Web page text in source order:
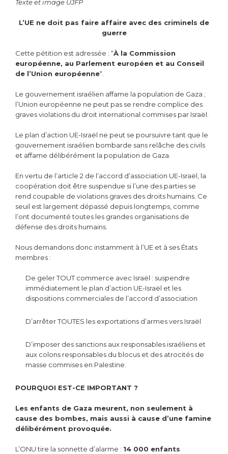
Texte et image UJFP
L’UE ne doit pas faire affaire avec des criminels de
guerre
Cette pétition est adressée : “À la Commission
européenne, au Parlement européen et au Conseil
de l’Union européenne“.
Le gouvernement israélien affame la population de Gaza ;
l’Union européenne ne peut pas se rendre complice des
graves violations du droit international commises par Israël.
Le plan d’action UE-Israël ne peut se poursuivre tant que le
gouvernement israélien bombarde sans relâche des civils
et affame délibérément la population de Gaza.
En vertu de l’article 2 de l’accord d’association UE-Israël, la
coopération doit être suspendue si l’une des parties se
rend coupable de violations graves des droits humains. Ce
seuil est largement dépassé depuis longtemps, comme
l’ont documenté toutes les grandes organisations de
défense des droits humains.
Nous demandons donc instamment à l’UE et à ses États
membres :
De geler TOUT commerce avec Israël : suspendre
immédiatement le plan d’action UE-Israël et les
dispositions commerciales de l’accord d’association
D’arrêter TOUTES les exportations d’armes vers Israël
D’imposer des sanctions aux responsables israéliens et
aux colons responsables du blocus et des atrocités de
masse commises en Palestine.
POURQUOI EST-CE IMPORTANT ?
Les enfants de Gaza meurent, non seulement à
cause des bombes, mais aussi à cause d’une famine
délibérément provoquée.
L’ONU tire la sonnette d’alarme : 14 000 enfants